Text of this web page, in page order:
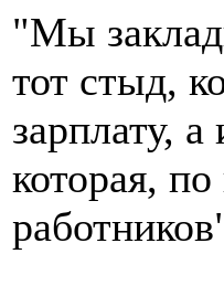
"Мы
тот стыд,
зарплату,
которая,